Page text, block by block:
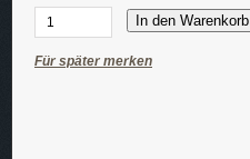
In den Warenkorb
Für später merken